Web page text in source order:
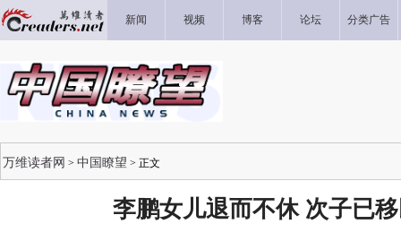
新闻 视频 博客 论坛 分类广告
万维读者网 > 中国瞭望 > 正文
李鹏女儿退而不休 次子已